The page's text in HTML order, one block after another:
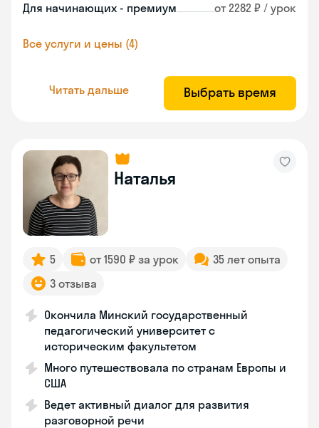
Для начинающих - премиум от 2282 ₽ / урок
Все услуги и цены (4)
Читать дальше Выбрать время
Наталья
5 от 1590 ₽ за урок
35 лет опыта
3 отзыва
Окончила Минский государственный
педагогический университет с
историческим факультетом
Много путешествовала по странам Европы и
США
Ведет активный диалог для развития
разговорной речи